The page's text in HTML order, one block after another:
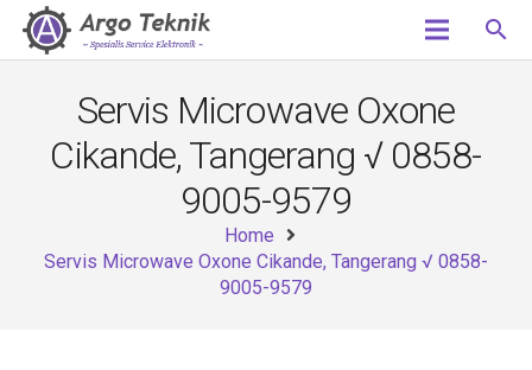
search
Servis Microwave Oxone
Cikande, Tangerang √ 0858-
9005-9579
Home
Servis Microwave Oxone Cikande, Tangerang √ 0858-
9005-9579